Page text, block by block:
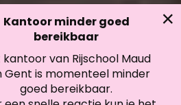
Kantoor minder goed
bereikbaar
kantoor van Rijschool Maud
Gent is momenteel minder
goed bereikbaar.